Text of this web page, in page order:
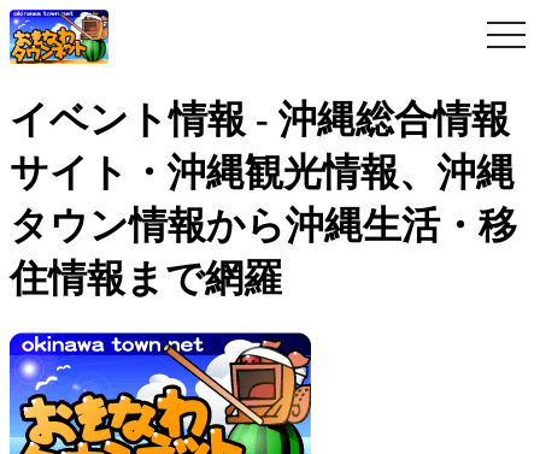
イベント情報 - 沖縄総合情報
サイト・沖縄観光情報、沖縄
タウン情報から沖縄生活・移
住情報まで網羅